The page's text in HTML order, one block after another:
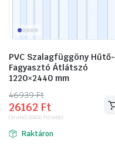
PVC Szalagfüggöny Hűtő-
Fagyasztó Átlátszó
1220×2440 mm
46939Ft
Original
price
was:
46939 Ft.
26162 Ft
Current
price
is:
26162 Ft.
(bruttó)20600 Ft(nettó)
Raktáron